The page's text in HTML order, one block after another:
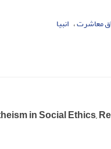
معاشرت انبیا
in Social Ethics,